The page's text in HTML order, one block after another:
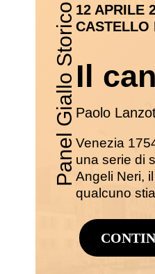
Panel Giallo Storico 12 APRILE
CASTELLO
Il
Paolo
Venezia
una serie di
Angeli Neri,
qualcuno